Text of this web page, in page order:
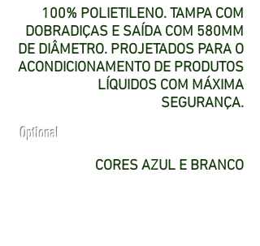
100% POLIETILENO. TAMPA COM
DOBRADIÇAS E SAÍDA COM 580MM
DE DIÂMETRO. PROJETADOS PARA O
ACONDICIONAMENTO DE PRODUTOS
LÍQUIDOS COM MÁXIMA
SEGURANÇA.
Optional
CORES AZUL E BRANCO